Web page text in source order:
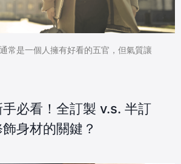
常是一個人擁有好看的五官，但氣質讓
必看！全訂製 v.s. 半訂
身材的關鍵？